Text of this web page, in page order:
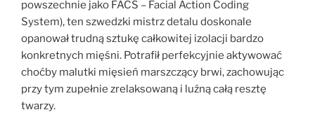
powszechnie jako FACS – Facial Action Coding
System), ten szwedzki mistrz detalu doskonale
opanował trudną sztukę całkowitej izolacji bardzo
konkretnych mięśni. Potrafił perfekcyjnie aktywować
choćby malutki mięsień marszczący brwi, zachowując
przy tym zupełnie zrelaksowaną i luźną całą resztę
twarzy.